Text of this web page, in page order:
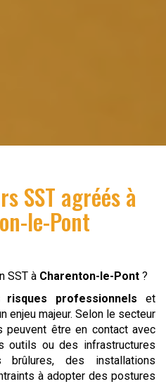
SST agréés à
le-Pont
SST à Charenton-le-Pont ?
risques professionnels et
enjeu majeur. Selon le secteur
peuvent être en contact avec
outils ou des infrastructures
brûlures, des installations
à adopter des postures